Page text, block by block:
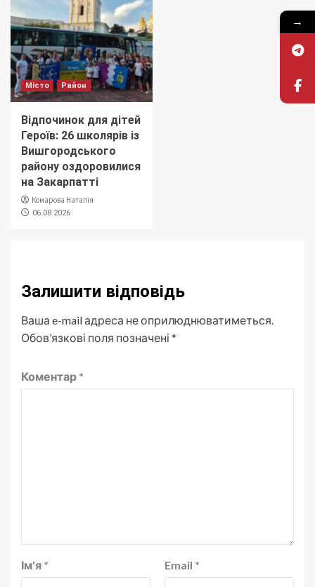
Місто Район
Відпочинок для дітей
Героїв: 26 школярів із
Вишгородського
району оздоровилися
на Закарпатті
Комарова Наталія
06.08.2026
Залишити відповідь
Ваша e-mail адреса не оприлюднюватиметься.
Обов’язкові поля позначені *
Коментар *
Ім'я * Email *
→